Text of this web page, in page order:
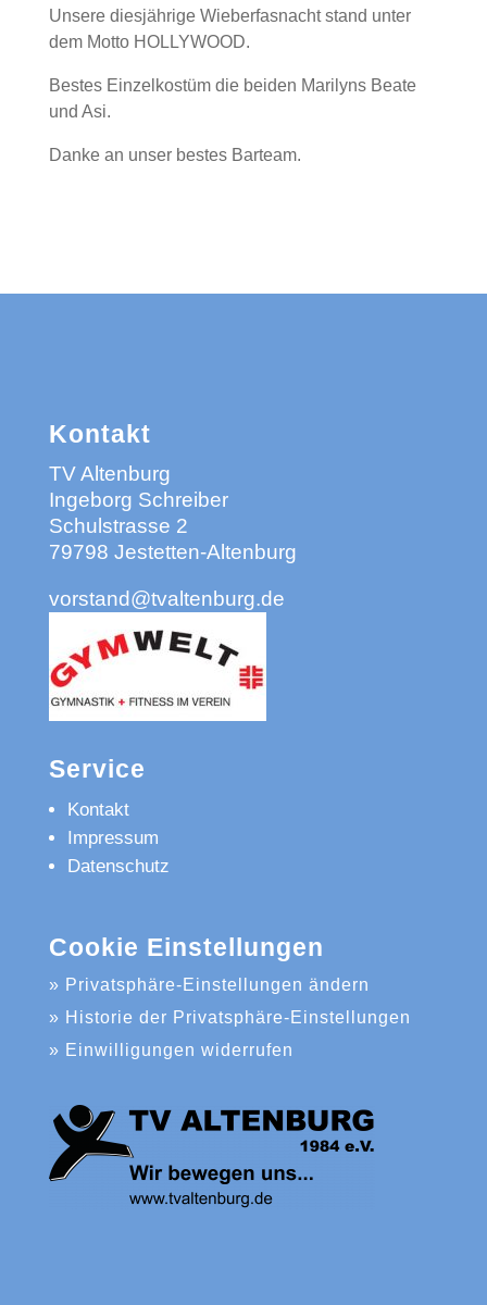
Unsere diesjährige Wieberfasnacht stand unter
dem Motto HOLLYWOOD.
Bestes Einzelkostüm die beiden Marilyns Beate
und Asi.
Danke an unser bestes Barteam.
Kontakt
TV Altenburg
Ingeborg Schreiber
Schulstrasse 2
79798 Jestetten-Altenburg
vorstand@tvaltenburg.de
Service
Kontakt
Impressum
Datenschutz
Cookie Einstellungen
» Privatsphäre-Einstellungen ändern
» Historie der Privatsphäre-Einstellungen
» Einwilligungen widerrufen